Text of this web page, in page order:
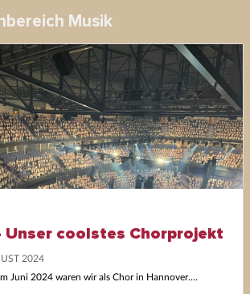
Musik
Unser coolstes Chorprojekt
2024
Juni 2024 waren wir als Chor in Hannover....